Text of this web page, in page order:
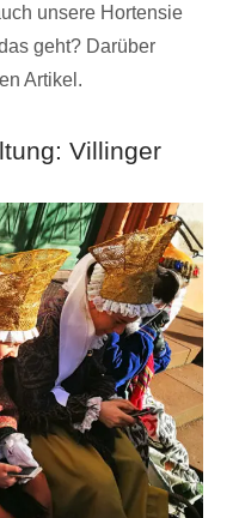
unsere Hortensie
geht? Darüber
Artikel.
Villinger